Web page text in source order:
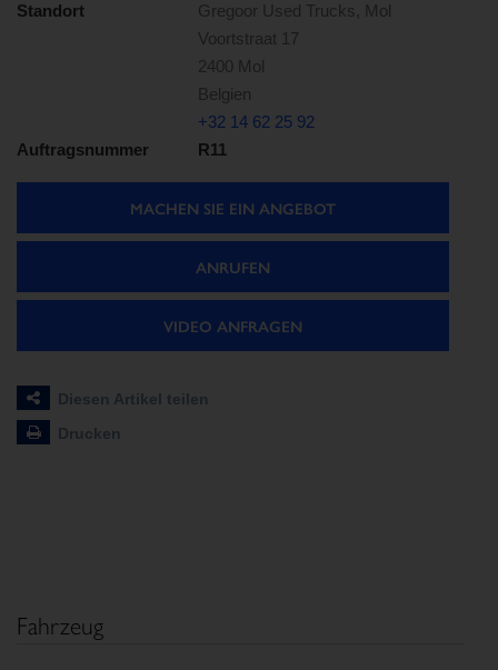
Standort
Gregoor Used Trucks, Mol
Voortstraat 17
2400 Mol
Belgien
+32 14 62 25 92
Auftragsnummer
R11
MACHEN SIE EIN ANGEBOT
ANRUFEN
VIDEO ANFRAGEN
Diesen Artikel teilen
Drucken
Fahrzeug